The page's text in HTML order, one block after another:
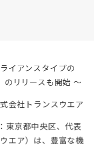
イアンスタイプの
リリースも開始 ～
会社トランスウエア
東京都中央区、代表
エア）は、豊富な機